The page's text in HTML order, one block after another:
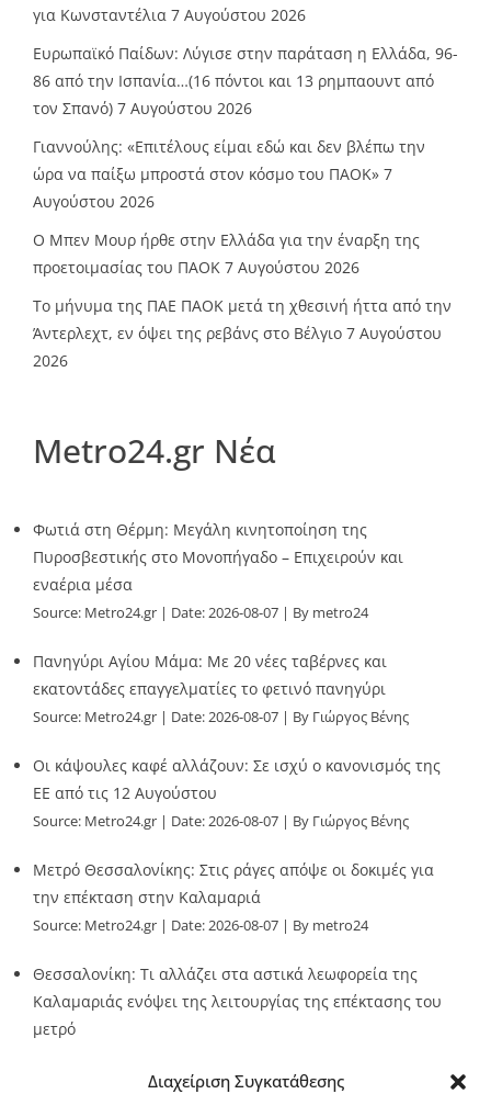
Διαχείριση Συγκατάθεσης
για Κωνσταντέλια 7 Αυγούστου 2026
Ευρωπαϊκό Παίδων: Λύγισε στην παράταση η Ελλάδα, 96-
86 από την Ισπανία…(16 πόντοι και 13 ρημπαουντ από
τον Σπανό) 7 Αυγούστου 2026
Γιαννούλης: «Επιτέλους είμαι εδώ και δεν βλέπω την
ώρα να παίξω μπροστά στον κόσμο του ΠΑΟΚ» 7
Αυγούστου 2026
O Mπεν Μουρ ήρθε στην Ελλάδα για την έναρξη της
προετοιμασίας του ΠΑΟΚ 7 Αυγούστου 2026
Το μήνυμα της ΠΑΕ ΠΑΟΚ μετά τη χθεσινή ήττα από την
Άντερλεχτ, εν όψει της ρεβάνς στο Βέλγιο 7 Αυγούστου
2026
Metro24.gr Νέα
Φωτιά στη Θέρμη: Μεγάλη κινητοποίηση της
Πυροσβεστικής στο Μονοπήγαδο – Επιχειρούν και
εναέρια μέσα
Source: Metro24.gr Date: 2026-08-07 By metro24
Πανηγύρι Αγίου Μάμα: Με 20 νέες ταβέρνες και
εκατοντάδες επαγγελματίες το φετινό πανηγύρι
Source: Metro24.gr Date: 2026-08-07 By Γιώργος Βένης
Οι κάψουλες καφέ αλλάζουν: Σε ισχύ ο κανονισμός της
ΕΕ από τις 12 Αυγούστου
Source: Metro24.gr Date: 2026-08-07 By Γιώργος Βένης
Μετρό Θεσσαλονίκης: Στις ράγες απόψε οι δοκιμές για
την επέκταση στην Καλαμαριά
Source: Metro24.gr Date: 2026-08-07 By metro24
Θεσσαλονίκη: Τι αλλάζει στα αστικά λεωφορεία της
Καλαμαριάς ενόψει της λειτουργίας της επέκτασης του
μετρό